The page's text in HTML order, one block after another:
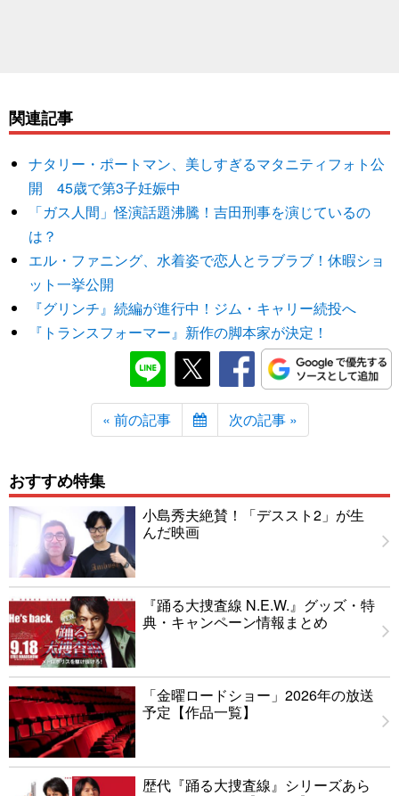
関連記事
ナタリー・ポートマン、美しすぎるマタニティフォト公
開 45歳で第3子妊娠中
「ガス人間」怪演話題沸騰！吉田刑事を演じているの
は？
エル・ファニング、水着姿で恋人とラブラブ！休暇ショ
ット一挙公開
『グリンチ』続編が進行中！ジム・キャリー続投へ
『トランスフォーマー』新作の脚本家が決定！
« 前の記事 次の記事 »
おすすめ特集
小島秀夫絶賛！「デススト2」が生
んだ映画
『踊る大捜査線 N.E.W.』グッズ・特
典・キャンペーン情報まとめ
「金曜ロードショー」2026年の放送
予定【作品一覧】
歴代『踊る大捜査線』シリーズあら